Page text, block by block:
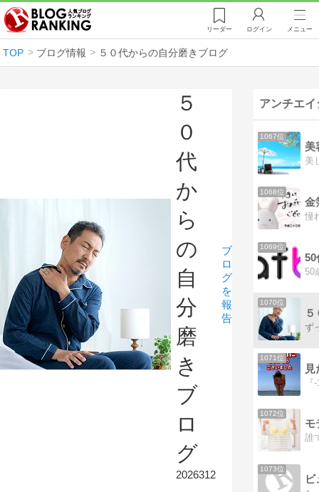
リーダー ログイン メニュー
TOP ブログ情報 ５０代からの自分磨きブログ
５
０
代
か
ら
の
自
分
磨
き
ブ
ロ
グ
2026312
ブ
ロ
グ
を
報
告
アンチエ
1067位
美
1068位
1069位
1070位
1071位
1072位
1073位